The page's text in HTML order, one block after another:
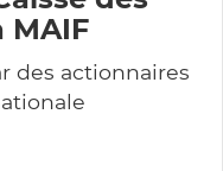
MAIF
des actionnaires